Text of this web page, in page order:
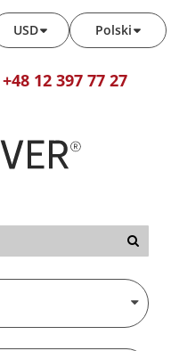
Polski
USD
+48 12 397 77 27